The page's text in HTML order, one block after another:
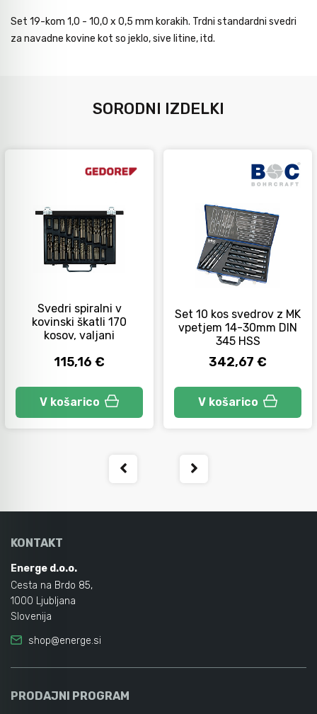
Set 19-kom 1,0 - 10,0 x 0,5 mm korakih. Trdni standardni svedri
za navadne kovine kot so jeklo, sive litine, itd.
SORODNI IZDELKI
Svedri spiralni v
kovinski škatli 170
kosov, valjani
115,16 €
V košarico
Set 10 kos svedrov z MK
vpetjem 14-30mm DIN
345 HSS
342,67 €
V košarico
KONTAKT
Energe d.o.o.
Cesta na Brdo 85,
1000 Ljubljana
Slovenija
shop@energe.si
PRODAJNI PROGRAM
Gozdarsko orodje
Orodje za kolesa
Neiskreče orodje